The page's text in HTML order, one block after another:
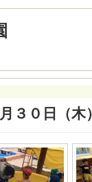
３０日（木